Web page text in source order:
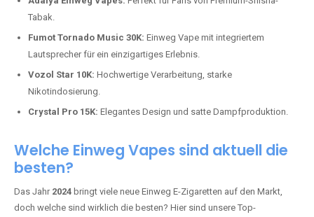
Tabak.
Fumot Tornado Music 30K: Einweg Vape mit integriertem
Lautsprecher für ein einzigartiges Erlebnis.
Vozol Star 10K: Hochwertige Verarbeitung, starke
Nikotindosierung.
Crystal Pro 15K: Elegantes Design und satte Dampfproduktion.
Welche Einweg Vapes sind aktuell die
besten?
Das Jahr 2024 bringt viele neue Einweg E-Zigaretten auf den Markt,
doch welche sind wirklich die besten? Hier sind unsere Top-